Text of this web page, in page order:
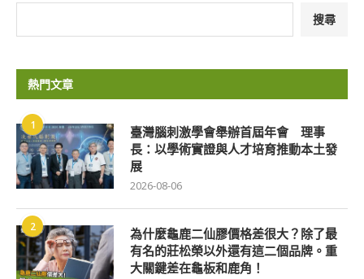
搜尋
熱門文章
1
臺灣腦刺激學會舉辦首屆年會 理事
長：以學術實證與人才培育推動本土發
展
2026-08-06
2
為什麼龜鹿二仙膠價格差很大？除了最
有名的莊松榮以外還有這二個品牌。重
大關鍵差在龜板和鹿角！